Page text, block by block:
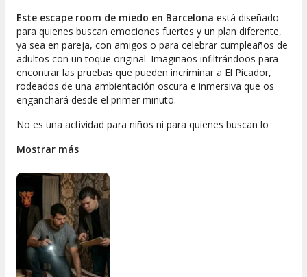
Este escape room de miedo en Barcelona está diseñado
para quienes buscan emociones fuertes y un plan diferente,
ya sea en pareja, con amigos o para celebrar cumpleaños de
adultos con un toque original. Imaginaos infiltrándoos para
encontrar las pruebas que pueden incriminar a El Picador,
rodeados de una ambientación oscura e inmersiva que os
enganchará desde el primer minuto.
No es una actividad para niños ni para quienes buscan lo
historia absorbente, con una narrativa que os hará vivir la
secretos del Picadero Motel?
Si buscáis un escape room de miedo en Barcelona que
combine misterio, adrenalina y una experiencia privada con
mucha personalidad, esta es la opción perfecta. Reservad y
preparaos para una noche que no olvidaréis. ¡La habitación
13 os está esperando!
Mostrar más